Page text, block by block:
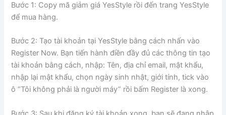
Bước 1: Copy mã giảm giá YesStyle rồi đến trang YesStyle
để mua hàng.
Bước 2: Tạo tài khoản tại YesStyle bằng cách nhấn vào
Register Now. Bạn tiến hành điền đầy đủ các thông tin tạo
tài khoản bằng cách, nhập: Tên, địa chỉ email, mật khẩu,
nhập lại mật khẩu, chọn ngày sinh nhật, giới tính, tick vào
ô “Tôi không phải là người máy” rồi bấm Register là xong.